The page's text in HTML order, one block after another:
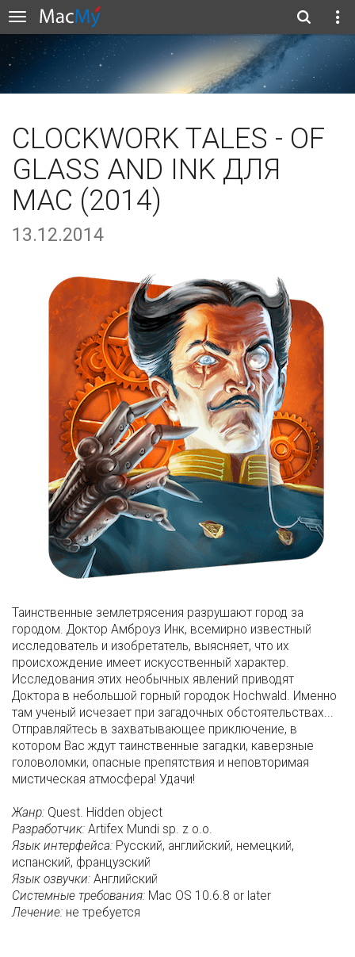
CLOCKWORK TALES - OF
GLASS AND INK ДЛЯ
MAC (2014)
13.12.2014
Таинственные землетрясения разрушают город за
городом. Доктор Амброуз Инк, всемирно известный
исследователь и изобретатель, выясняет, что их
происхождение имеет искусственный характер.
Исследования этих необычных явлений приводят
Доктора в небольшой горный городок Hochwald. Именно
там ученый исчезает при загадочных обстоятельствах...
Отправляйтесь в захватывающее приключение, в
котором Вас ждут таинственные загадки, каверзные
головоломки, опасные препятствия и неповторимая
мистическая атмосфера! Удачи!
Жанр: Quest. Hidden object
Разработчик: Artifex Mundi sp. z o.o.
Язык интерфейса: Русский, английский, немецкий,
испанский, французский
Язык озвучки: Английский
Системные требования: Mac OS 10.6.8 or later
Лечение: не требуется